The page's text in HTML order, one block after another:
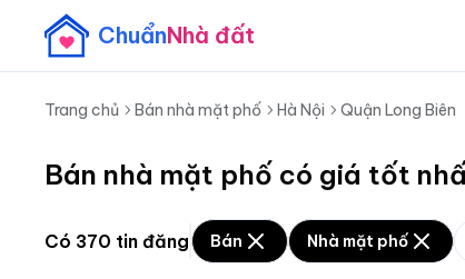
ChuẩnNhà đất
Trang chủ Bán nhà mặt phố Hà Nội Quận Long Biên
Bán nhà mặt phố có giá tốt
Có 370 tin đăng Bán Nhà mặt phố